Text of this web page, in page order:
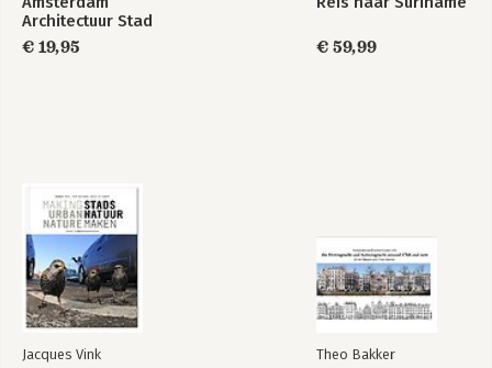
Architectuur Stad
€ 19,95
€ 59,99
Jacques Vink Theo Bakker